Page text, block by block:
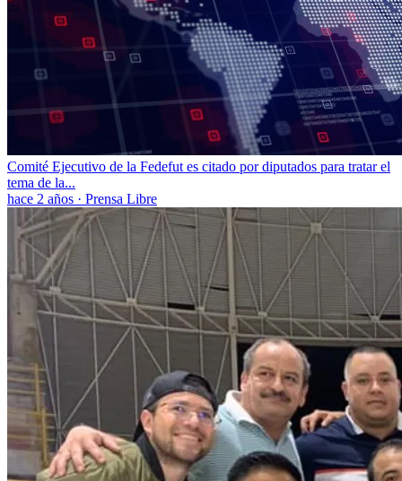
Comité Ejecutivo de la Fedefut es citado por diputados para tratar el
tema de la...
hace 2 años · Prensa Libre